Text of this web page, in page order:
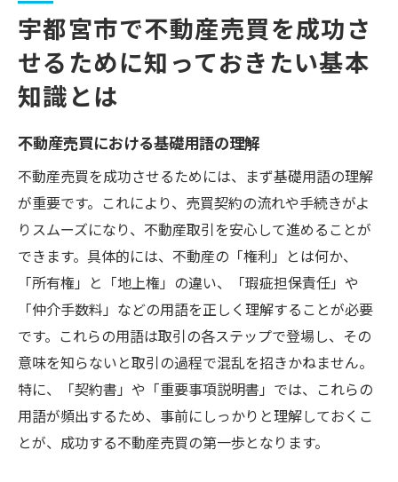
地域特性が影響する価格の考え方
プロが教える宇都宮市の不動産売買市場の特性
を理解しよう
宇都宮市の不動産需要と供給の現状
都市計画と市場トレンドの関係
地価の変動とその要因を分析
地域特性を活かした投資戦略
中古物件と新築物件の選び方の違い
利便性を重視したエリア選定のコツ
魅力的な物件を見つけるための不動産売買の事
前準備の重要性
購入目的の明確化と優先順位設定
市場調査を行う際の必要な情報とは
物件見学時のチェックポイント
資金計画とローン選びの基本
宇都宮市で不動産売買を成功さ
せるために知っておきたい基本
知識とは
不動産売買における基礎用語の理解
不動産売買を成功させるためには、まず基礎用語の理解
が重要です。これにより、売買契約の流れや手続きがよ
りスムーズになり、不動産取引を安心して進めることが
できます。具体的には、不動産の「権利」とは何か、
「所有権」と「地上権」の違い、「瑕疵担保責任」や
「仲介手数料」などの用語を正しく理解することが必要
です。これらの用語は取引の各ステップで登場し、その
意味を知らないと取引の過程で混乱を招きかねません。
特に、「契約書」や「重要事項説明書」では、これらの
用語が頻出するため、事前にしっかりと理解しておくこ
とが、成功する不動産売買の第一歩となります。